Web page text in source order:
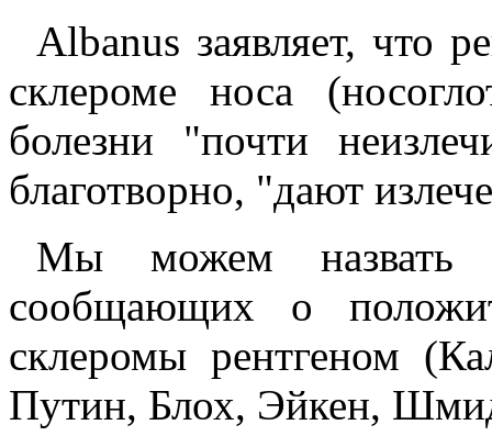
Albanus заявляет, что
склероме носа
болезни "почти
благотворно, "дают
Мы можем назвать
сообщающих о
склеромы рентгеном
Путин, Блох, Эйкен,